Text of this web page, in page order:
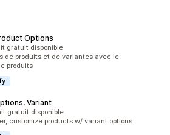
Options
gratuit disponible
de produits et de variantes avec le
produits
Variant
gratuit disponible
customize products w/ variant options